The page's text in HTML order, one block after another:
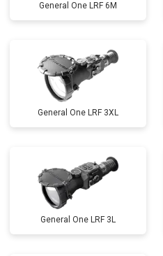
General One LRF 6M
General One LRF 3XL
General One LRF 3L